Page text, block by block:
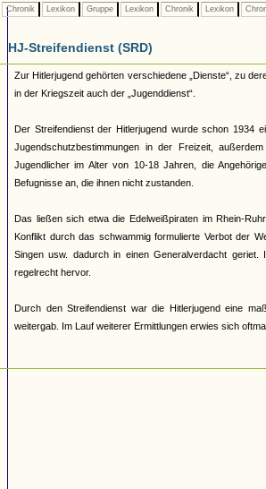
Chronik Lexikon Gruppe Lexikon Chronik Lexikon
HJ-Streifendienst (SRD)
Zur Hitlerjugend gehörten verschiedene „Dienste“, zu
in der Kriegszeit auch der „Jugenddienst“.
Der Streifendienst der Hitlerjugend wurde schon 1934
Jugendschutzbestimmungen in der Freizeit,
Jugendlicher im Alter von 10-18 Jahren, die
Befugnisse an, die ihnen nicht zustanden.
Das ließen sich etwa die Edelweißpiraten im Rhein-
Konflikt durch das schwammig formulierte Verbot der
Singen usw. dadurch in einen Generalverdacht geriet.
regelrecht hervor.
Durch den Streifendienst war die Hitlerjugend eine
weitergab. Im Lauf weiterer Ermittlungen erwies sich